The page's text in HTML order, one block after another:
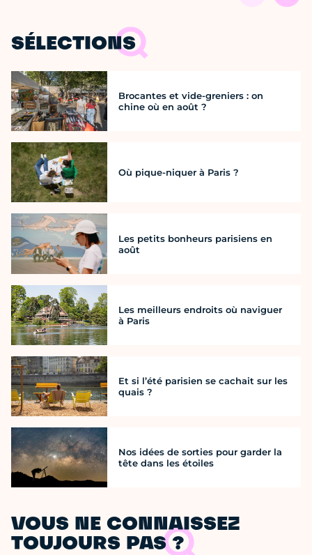
SÉLECTIONS
Brocantes et vide-greniers : on
chine où en août ?
Où pique-niquer à Paris ?
Les petits bonheurs parisiens en
août
Les meilleurs endroits où naviguer
à Paris
Et si l’été parisien se cachait sur les
quais ?
Nos idées de sorties pour garder la
tête dans les étoiles
VOUS NE CONNAISSEZ
TOUJOURS PAS ?